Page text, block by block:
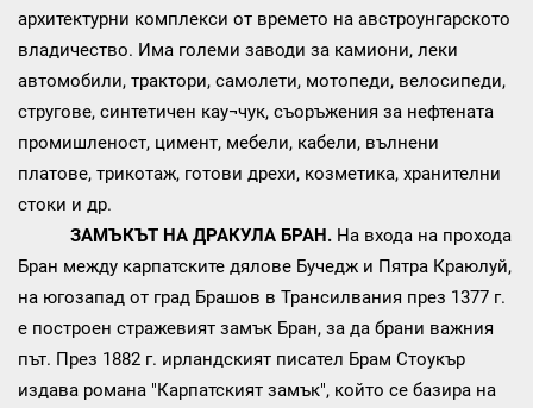
архитектурни комплекси от времето на австроунгарското
владичество. Има големи заводи за камиони, леки
автомобили, трактори, самолети, мотопеди, велосипеди,
стругове, синтетичен кау¬чук, съоръжения за нефтената
промишленост, цимент, мебели, кабели, вълнени
платове, трикотаж, готови дрехи, козметика, хранителни
стоки и др.
ЗАМЪКЪТ НА ДРАКУЛА БРАН.На входа на прохода
Бран между карпатските дялове Бучедж и Пятра Краюлуй,
на югозапад от град Брашов в Трансилвания през 1377 г.
е построен стражевият замък Бран, за да брани важния
път. През 1882 г. ирландският писател Брам Стоукър
издава романа "Карпатският замък", който се базира на